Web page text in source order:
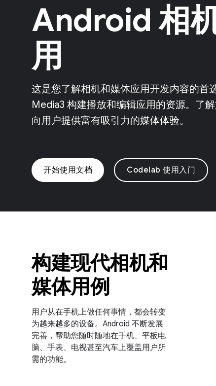
Android 相
用
这是您了解相机和媒体应用开发内容的首
Media3 构建播放和编辑应用的资源。了
向用户提供富有吸引力的媒体体验。
开始使用文档 Codelab 使用入门
构建现代相机和
媒体用例
用户从在手机上做任何事情，都会转变
为越来越多的设备。Android 不断发展
完善，帮助您随时随地在手机、平板电
脑、手表、电视甚至汽车上覆盖用户所
需的功能。